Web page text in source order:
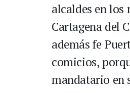
alcaldes en
Cartagena del
además fe
comicios,
mandatario en